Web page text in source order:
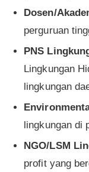
Dosen/
perguruan
PNS
Lingkungan
lingkungan
lingkungan di
NGO/LSM
profit yang